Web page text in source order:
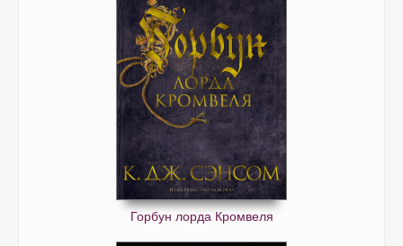
Горбун лорда Кромвеля